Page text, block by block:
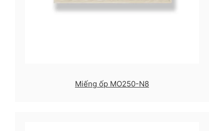
Miếng ốp MO250-N8